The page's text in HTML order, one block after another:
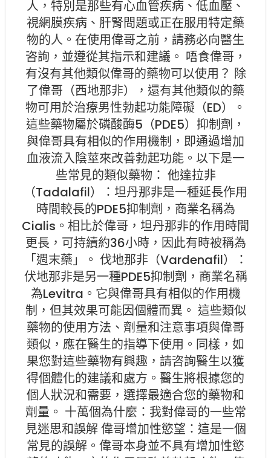
人，特別是那些有心血管疾病、低血壓、
視網膜疾病、肝腎問題或正在服用特定藥
物的人。在使用偉哥之前，請務必向醫生
咨詢，並遵從其指示和建議。 唔食偉哥，
有沒有其他類似偉哥的藥物可以使用？ 除
了偉哥（西地那非），還有其他類似的藥
物可用於治療男性勃起功能障礙（ED）。
這些藥物屬於磷酸酶5（PDE5）抑制劑，
與偉哥具有相似的作用機制，即通過增加
血液流入陰莖來改善勃起功能。以下是一
些常見的類似藥物： 他達拉非
（Tadalafil）：坦丹那非是一種延長作用
時間較長的PDE5抑制劑，商業名稱為
Cialis。相比於偉哥，坦丹那非的作用時間
更長，可持續約36小時，因此有時被稱為
「週末藥」。 伐地那非（Vardenafil）：
伏地那非是另一種PDE5抑制劑，商業名稱
為Levitra。它與偉哥具有相似的作用機
制，但其效果可能因個體而異。 這些類似
藥物的使用方法、劑量和注意事項與偉哥
類似，應在醫生的指導下使用。同樣，如
果您對這些藥物有興趣，請咨詢醫生以獲
得個體化的建議和處方。醫生將根據您的
個人狀況和需要，選擇最適合您的藥物和
劑量。 十萬個為什麼：我對偉哥的一些常
見迷思和誤解 偉哥增加性慾望：這是一個
常見的誤解。偉哥本身並不具有增加性慾